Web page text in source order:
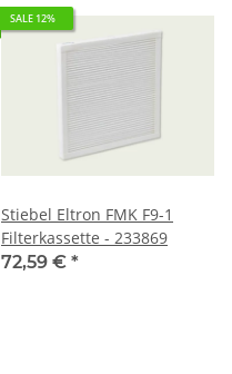
SALE 12%
Stiebel Eltron FMK F9-1
Filterkassette - 233869
72,59 € *